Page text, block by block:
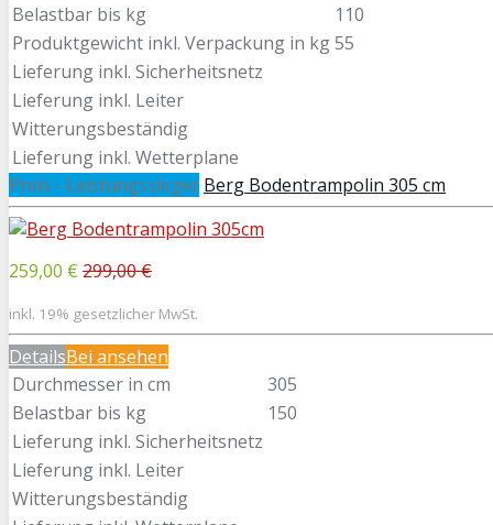
Belastbar bis kg
110
Produktgewicht inkl. Verpackung in kg55
Lieferung inkl. Sicherheitsnetz
Lieferung inkl. Leiter
Witterungsbeständig
Lieferung inkl. Wetterplane
Preis - Leistungssieger Berg Bodentrampolin 305 cm
259,00 € 299,00 €
inkl. 19% gesetzlicher MwSt.
DetailsBei ansehen
Durchmesser in cm
305
Belastbar bis kg
150
Lieferung inkl. Sicherheitsnetz
Lieferung inkl. Leiter
Witterungsbeständig